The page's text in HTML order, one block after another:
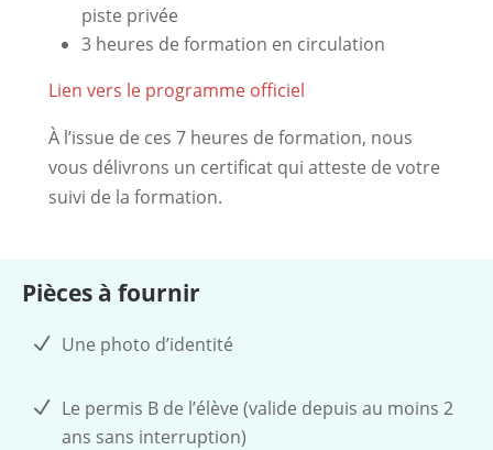
piste privée
3 heures de formation en circulation
Lien vers le programme officiel
À l’issue de ces 7 heures de formation, nous
vous délivrons un certificat qui atteste de votre
suivi de la formation.
Pièces à fournir
Une photo d’identité
Le permis B de l’élève (valide depuis au moins 2
ans sans interruption)